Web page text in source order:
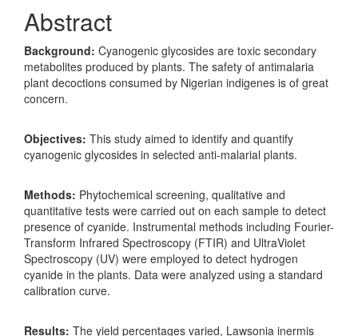
Abstract
Background: Cyanogenic glycosides are toxic secondary
metabolites produced by plants. The safety of antimalaria
plant decoctions consumed by Nigerian indigenes is of great
concern.
Objectives: This study aimed to identify and quantify
cyanogenic glycosides in selected anti-malarial plants.
Methods: Phytochemical screening, qualitative and
quantitative tests were carried out on each sample to detect
presence of cyanide. Instrumental methods including Fourier-
Transform Infrared Spectroscopy (FTIR) and UltraViolet
Spectroscopy (UV) were employed to detect hydrogen
cyanide in the plants. Data were analyzed using a standard
calibration curve.
Results: The yield percentages varied, Lawsonia inermis